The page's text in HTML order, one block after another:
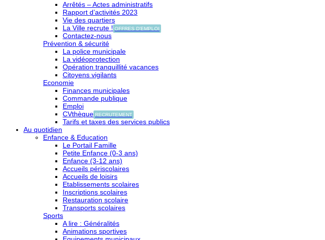
Arrêtés – Actes administratifs
Rapport d’activités 2023
Vie des quartiers
La Ville recrute ! OFFRES D'EMPLOI
Contactez-nous
Prévention & sécurité
La police municipale
La vidéoprotection
Opération tranquillité vacances
Citoyens vigilants
Economie
Finances municipales
Commande publique
Emploi
CVthèque RECRUTEMENT
Tarifs et taxes des services publics
Au quotidien
Enfance & Education
Le Portail Famille
Petite Enfance (0-3 ans)
Enfance (3-12 ans)
Accueils périscolaires
Accueils de loisirs
Etablissements scolaires
Inscriptions scolaires
Restauration scolaire
Transports scolaires
Sports
A lire : Généralités
Animations sportives